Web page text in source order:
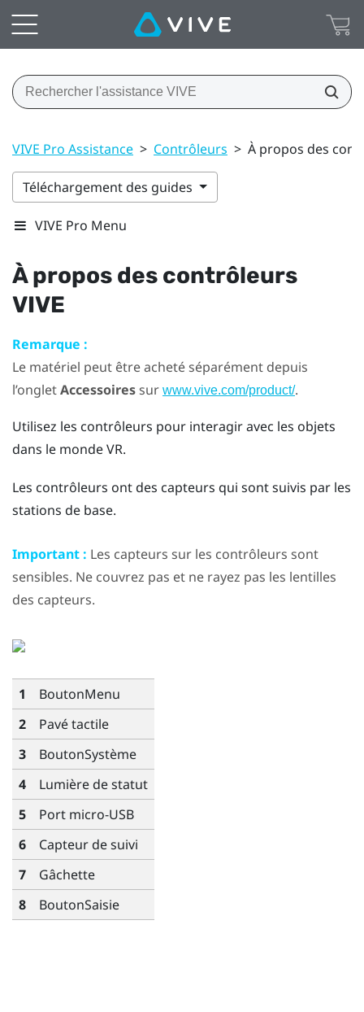
VIVE Pro Assistance > Contrôleurs > À propos des
Téléchargement des guides
VIVE Pro Menu
À propos des contrôleurs
VIVE
Remarque :
Le matériel peut être acheté séparément depuis
l’ongletAccessoiressur www.vive.com/product/.
Utilisez les contrôleurs pour interagir avec les objets
dans le monde VR.
Les contrôleurs ont des capteurs qui sont suivis par les
stations de base.
Important : Les capteurs sur les contrôleurs sont
sensibles. Ne couvrez pas et ne rayez pas les lentilles
des capteurs.
1 BoutonMenu
2
Pavé tactile
3
BoutonSystème
4
Lumière de statut
5
Port micro-USB
6
Capteur de suivi
7
Gâchette
8
BoutonSaisie